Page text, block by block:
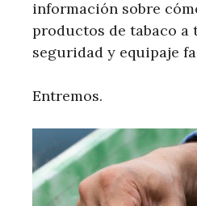
información sobre
productos de tabaco a
seguridad y equipaje
Entremos.